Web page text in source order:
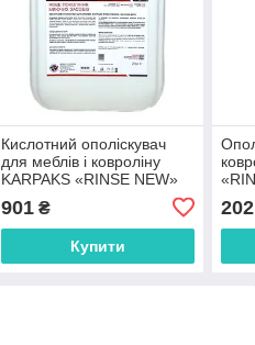
Кислотний ополіскувач
для меблів і ковроліну
KARPAKS «RINSE NEW»
901₴
Купити
202